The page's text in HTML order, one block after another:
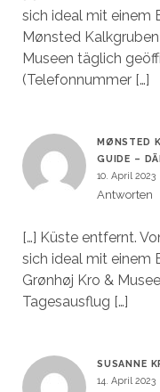
sich ideal mit einem
Mønsted
Museen täglich
(Telefonnummer […]
MØNSTED
GUIDE –
10. April 2023
Antworten
[…] Küste entfernt.
sich ideal mit einem
Grønhøj Kro &
Tagesausflug […]
SUSANNE
14. April 2023